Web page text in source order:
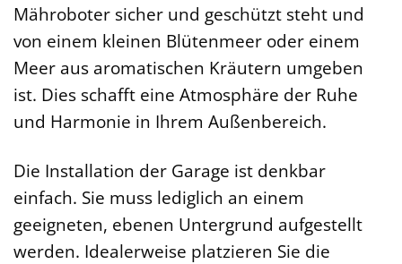
Mähroboter sicher und geschützt steht und
von einem kleinen Blütenmeer oder einem
Meer aus aromatischen Kräutern umgeben
ist. Dies schafft eine Atmosphäre der Ruhe
und Harmonie in Ihrem Außenbereich.
Die Installation der Garage ist denkbar
einfach. Sie muss lediglich an einem
geeigneten, ebenen Untergrund aufgestellt
werden. Idealerweise platzieren Sie die